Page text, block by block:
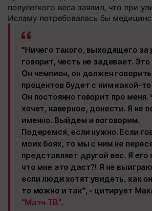
полулегкого веса заявил, что при
Исламу потребовалась бы
"Ничего такого, выходящего за
говорит, честь не задевает.
Он чемпион, он должен
процентов будет с ним
Он постоянно говорит про меня.
хочет, наверное, донести. Я не
именно. Выйдем и поговорим.
Подеремся, если нужно. Если
моих боях, то мы с ним не
представляет другой вес. Я его
что мне это даст?! Я не
если люди хотят увидеть, как
то можно и так", - цитирует
"Матч ТВ".